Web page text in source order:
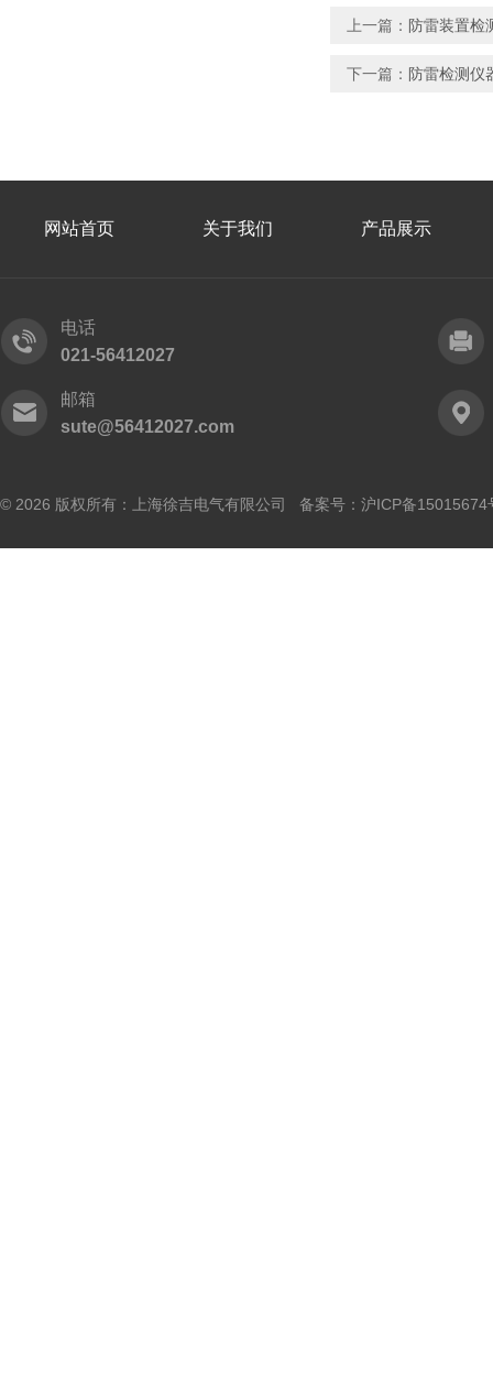
上一篇： 防雷装置检
下一篇： 防雷检测仪
网站首页 关于我们 产品展示
电话
021-56412027
邮箱
sute@56412027.com
© 2026 版权所有：上海徐吉电气有限公司 备案号： 沪ICP备15015674